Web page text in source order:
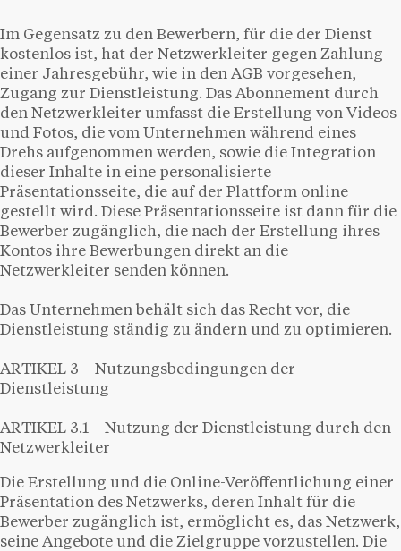
Im Gegensatz zu den Bewerbern, für die der Dienst
kostenlos ist, hat der Netzwerkleiter gegen Zahlung
einer Jahresgebühr, wie in den AGB vorgesehen,
Zugang zur Dienstleistung. Das Abonnement durch
den Netzwerkleiter umfasst die Erstellung von Videos
und Fotos, die vom Unternehmen während eines
Drehs aufgenommen werden, sowie die Integration
dieser Inhalte in eine personalisierte
Präsentationsseite, die auf der Plattform online
gestellt wird. Diese Präsentationsseite ist dann für die
Bewerber zugänglich, die nach der Erstellung ihres
Kontos ihre Bewerbungen direkt an die
Netzwerkleiter senden können.
Das Unternehmen behält sich das Recht vor, die
Dienstleistung ständig zu ändern und zu optimieren.
ARTIKEL 3 – Nutzungsbedingungen der
Dienstleistung
ARTIKEL 3.1 – Nutzung der Dienstleistung durch den
Netzwerkleiter
Die Erstellung und die Online-Veröffentlichung einer
Präsentation des Netzwerks, deren Inhalt für die
Bewerber zugänglich ist, ermöglicht es, das Netzwerk,
seine Angebote und die Zielgruppe vorzustellen. Die